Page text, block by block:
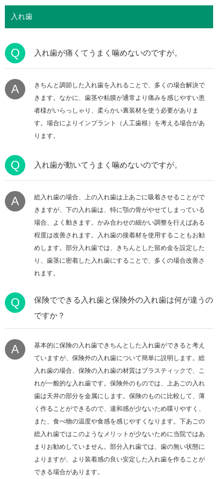
入れ歯
Q 入れ歯が痛くてうまく噛めないのですが。
A
きちんと調節した入れ歯を入れることで、多くの場合解決で
きます。なかに、歯茎や粘膜が通常より痛みを感じやすい患
者様がいらっしゃり、柔らかい裏装材を使う必要がありま
す。場合によりインプラント（人工歯根）を考える場合があ
ります。
Q 入れ歯が動いてうまく噛めないのですが。
A
総入れ歯の場合、上の入れ歯は上あごに吸着させることがで
きますが、下の入れ歯は、特に顎の骨がやせてしまっている
場合、よく動きます。かみ合わせの細かい調整を行えばある
程度は改善されます。入れ歯の接着材を使用することもお勧
めします。部分入れ歯では、きちんとした留め金を設定した
り、歯茎に密着した入れ歯にすることで、多くの場合改善さ
れます。
Q
保険でできる入れ歯と保険外の入れ歯は何が違うの
ですか？
A
基本的に保険の入れ歯できちんとした入れ歯ができると考え
ていますが、保険外の入れ歯について簡単に説明します。総
入れ歯の場合、保険の入れ歯の材質はプラスティックで、こ
れが一般的な入れ歯です。保険外のものでは、上あごの入れ
歯は天井の部分を金属にします。保険のものに比較して、薄
く作ることができるので、違和感が少ないため喋りやすく、
また、食べ物の温度や食感を感じやすくなります。下あごの
総入れ歯ではこのようなメリットが少ないために当院ではあ
まりお勧めしていません。部分入れ歯では、歯の無い状態に
よりますが、より装着感の良い安定した入れ歯を作ることが
できる場合があります。